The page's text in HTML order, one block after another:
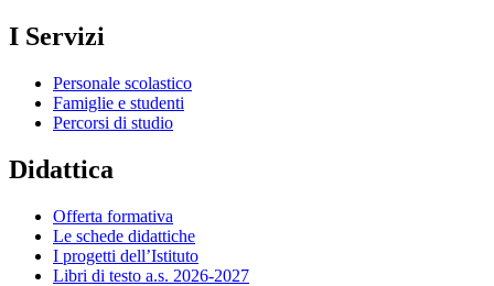
I Servizi
Personale scolastico
Famiglie e studenti
Percorsi di studio
Didattica
Offerta formativa
Le schede didattiche
I progetti dell’Istituto
Libri di testo a.s. 2026-2027